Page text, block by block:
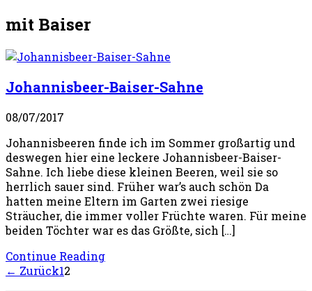
mit Baiser
Johannisbeer-Baiser-Sahne
08/07/2017
Johannisbeeren finde ich im Sommer großartig und
deswegen hier eine leckere Johannisbeer-Baiser-
Sahne. Ich liebe diese kleinen Beeren, weil sie so
herrlich sauer sind. Früher war’s auch schön Da
hatten meine Eltern im Garten zwei riesige
Sträucher, die immer voller Früchte waren. Für meine
beiden Töchter war es das Größte, sich […]
Continue Reading
← Zurück12